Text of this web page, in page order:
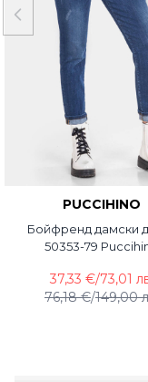
PUCCIHINO
Бойфренд дамски
50353-79
76,18 €/149,00
37,33 €/73,01